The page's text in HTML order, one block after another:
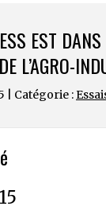
EST
L’AGRO-
| Catégorie :